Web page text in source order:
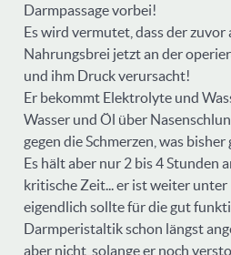
Darmpassage vorbei!
Es wird vermutet, dass der zuvor
Nahrungsbrei jetzt an der
und ihm Druck verursacht!
Er bekommt Elektrolyte und
Wasser und Öl über
gegen die Schmerzen, was
Es hält aber nur 2 bis 4 Stunden
kritische Zeit... er ist weiter
eigendlich sollte für die gut
Darmperistaltik schon längst
aber nicht, solange er noch